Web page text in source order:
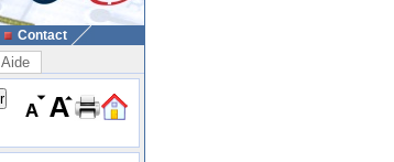
Contact
Aide